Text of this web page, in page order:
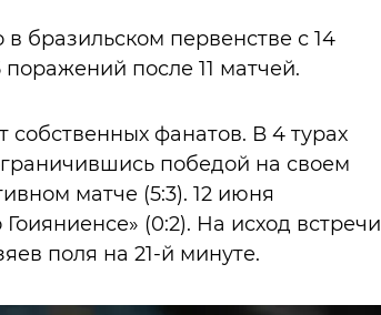
бразильском первенстве с 14
после 11 матчей.
фанатов. В 4 турах
победой на своем
матче (5:3). 12 июня
(0:2). На исход встречи
поля на 21-й минуте.